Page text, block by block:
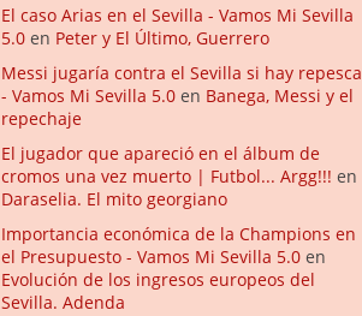
El caso Arias en el Sevilla - Vamos Mi Sevilla
5.0 en Peter y El Último, Guerrero
Messi jugaría contra el Sevilla si hay repesca
- Vamos Mi Sevilla 5.0 en Banega, Messi y el
repechaje
El jugador que apareció en el álbum de
cromos una vez muerto | Futbol... Argg!!! en
Daraselia. El mito georgiano
Importancia económica de la Champions en
el Presupuesto - Vamos Mi Sevilla 5.0 en
Evolución de los ingresos europeos del
Sevilla. Adenda